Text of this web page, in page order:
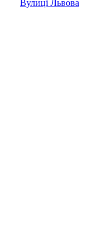
Вулиці Львова